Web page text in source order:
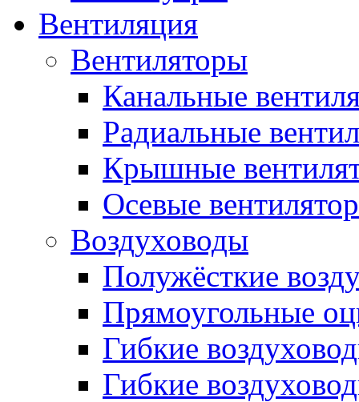
Вентиляция
Вентиляторы
Канальные
Радиальные
Крышные
Осевые
Воздуховоды
Полужёсткие
Прямоугольные
Гибкие
Гибкие